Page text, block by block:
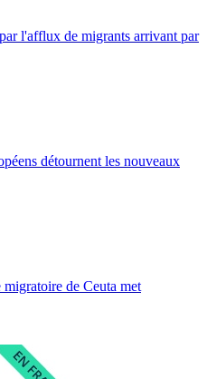
l'afflux de migrants arrivant par
détournent les nouveaux
migratoire de Ceuta met